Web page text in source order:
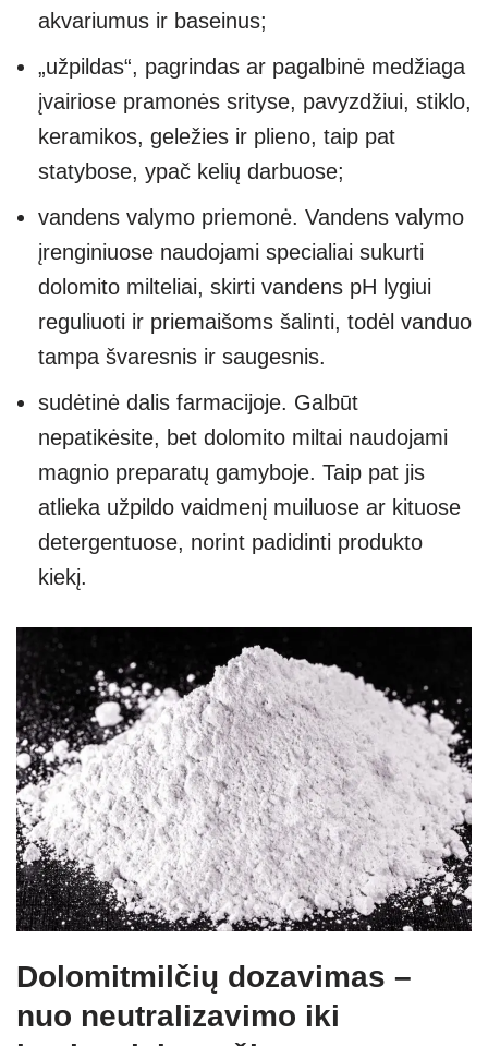
akvariumus ir baseinus;
„užpildas“, pagrindas ar pagalbinė medžiaga
įvairiose pramonės srityse, pavyzdžiui, stiklo,
keramikos, geležies ir plieno, taip pat
statybose, ypač kelių darbuose;
vandens valymo priemonė. Vandens valymo
įrenginiuose naudojami specialiai sukurti
dolomito milteliai, skirti vandens pH lygiui
reguliuoti ir priemaišoms šalinti, todėl vanduo
tampa švaresnis ir saugesnis.
sudėtinė dalis farmacijoje. Galbūt
nepatikėsite, bet dolomito miltai naudojami
magnio preparatų gamyboje. Taip pat jis
atlieka užpildo vaidmenį muiluose ar kituose
detergentuose, norint padidinti produkto
kiekį.
Dolomitmilčių dozavimas –
nuo neutralizavimo iki